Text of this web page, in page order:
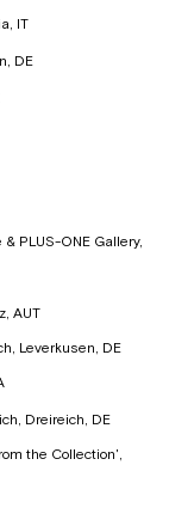
IT
DE
PLUS-ONE Gallery,
AUT
Leverkusen, DE
Dreireich, DE
the Collection',